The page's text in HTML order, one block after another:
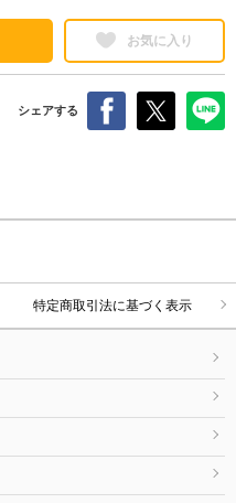
お気に入り
シェアする
特定商取引法に基づく表示